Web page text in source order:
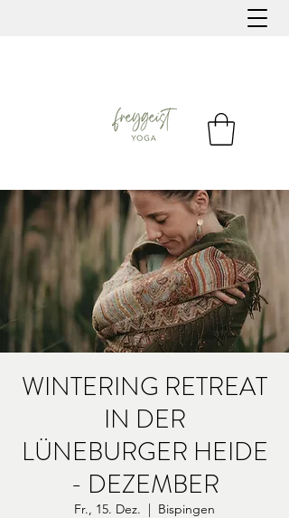
WINTERING RETREAT
IN DER
LÜNEBURGER HEIDE
- DEZEMBER
Fr., 15. Dez.
  |
Bispingen